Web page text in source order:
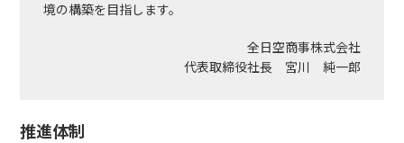
境の構築を目指します。
全日空商事株式会社
代表取締役社長 宮川 純一郎
推進体制